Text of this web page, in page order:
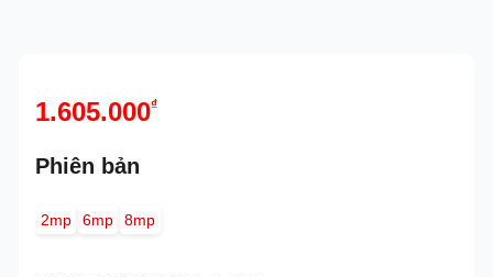
1.605.000₫
Phiên bản
2mp 6mp 8mp